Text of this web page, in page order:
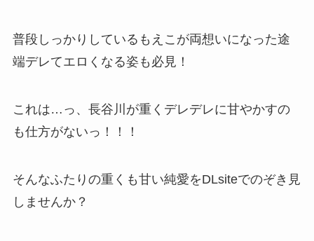
普段しっかりしているもえこが両想いになった途
端デレてエロくなる姿も必見！
これは…っ、長谷川が重くデレデレに甘やかすの
も仕方がないっ！！！
そんなふたりの重くも甘い純愛をDLsiteでのぞき見
しませんか？